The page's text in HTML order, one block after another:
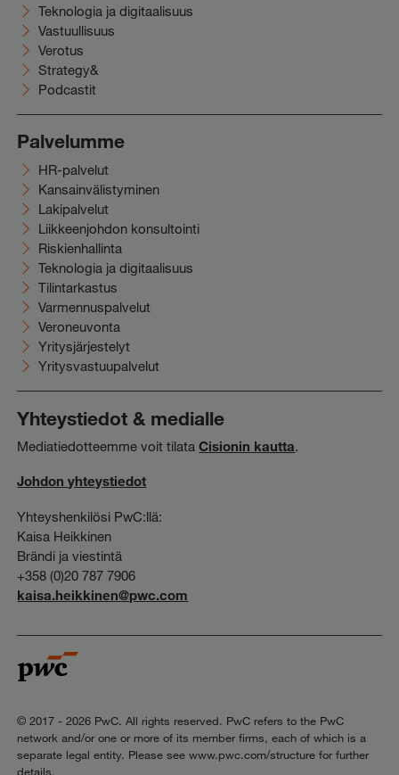
Teknologia ja digitaalisuus
Vastuullisuus
Verotus
Strategy&
Podcastit
Palvelumme
HR-palvelut
Kansainvälistyminen
Lakipalvelut
Liikkeenjohdon konsultointi
Riskienhallinta
Teknologia ja digitaalisuus
Tilintarkastus
Varmennuspalvelut
Veroneuvonta
Yritysjärjestelyt
Yritysvastuupalvelut
Yhteystiedot & medialle
Mediatiedotteemme voit tilataCisionin kautta.
Johdon yhteystiedot
Yhteyshenkilösi PwC:llä:
Kaisa Heikkinen
Brändi ja viestintä
+358 (0)20 787 7906
kaisa.heikkinen@pwc.com
© 2017 - 2026 PwC. All rights reserved. PwC refers to the PwC
network and/or one or more of its member firms, each of which is a
separate legal entity. Please see www.pwc.com/structure for further
details.